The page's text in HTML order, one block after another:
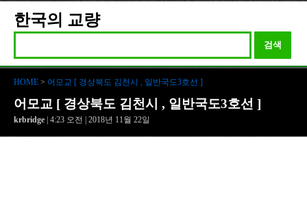
한국의 교량
검색
HOME > 어모교 [ 경상북도 김천시 , 일반국도3호선 ]
어모교 [ 경상북도 김천시 , 일반국도3호선 ]
krbridge | 4:23 오전 | 2018년 11월 22일